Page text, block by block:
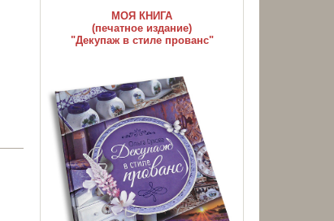
МОЯ КНИГА
(печатное издание)
"Декупаж в стиле прованс"